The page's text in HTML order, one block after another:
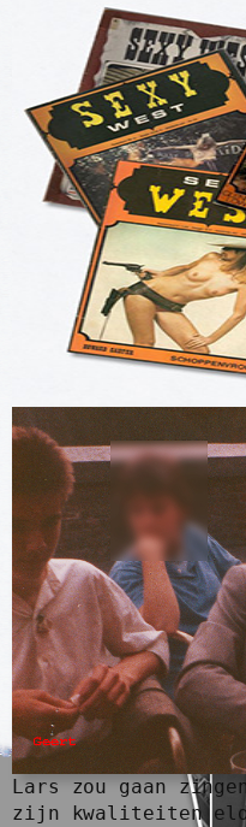
Lars zou gaan
zijn kwaliteiten